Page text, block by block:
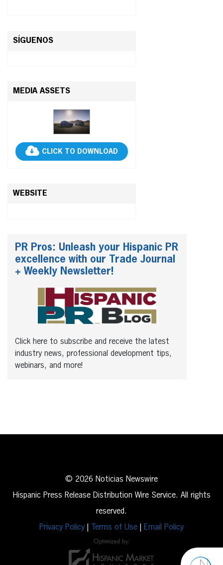
SÍGUENOS
MEDIA ASSETS
CLICK TO DOWNLOAD
WEBSITE
PR Pros: Unleash your Hispanic PR
excellence with our Trade Journal
+ Weekly Newsletter!
Click here to subscribe and receive the latest
industry news, professional development tips,
webinars, and more!
© 2026 Noticias Newswire
Hispanic Press Release Distribution Wire Service. All rights
reserved.
Privacy Policy
Terms of Use Email Policy